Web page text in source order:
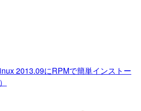
2013.09にRPMで簡単インストー